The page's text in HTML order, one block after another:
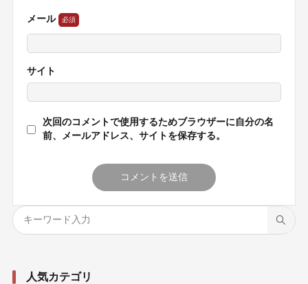
メール
サイト
次回のコメントで使用するためブラウザーに自分の名
前、メールアドレス、サイトを保存する。
人気カテゴリ